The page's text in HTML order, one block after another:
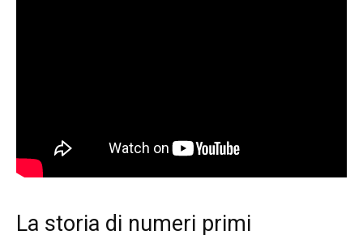
La storia di numeri primi